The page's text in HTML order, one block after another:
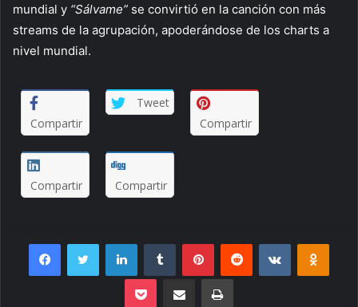
mundial y “Sálvame” se convirtió en la canción con más
streams de la agrupación, apoderándose de los charts a
nivel mundial.
Compartir
Tweet
Compartir
Compartir Compartir
Pocket Envie por Email Imprimir